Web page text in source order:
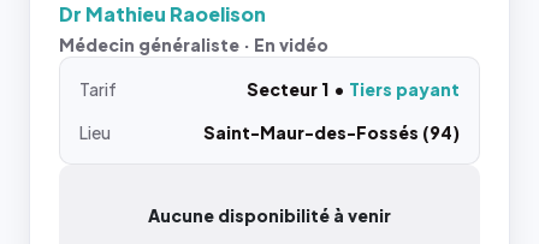
Dr Mathieu Raoelison
Médecin généraliste · En vidéo
Tarif Secteur 1
Tiers payant
Lieu
Saint-Maur-des-Fossés (94)
Aucune disponibilité à venir